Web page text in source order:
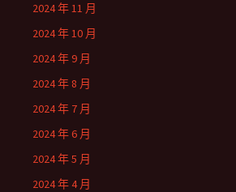
2024 年 11 月
2024 年 10 月
2024 年 9 月
2024 年 8 月
2024 年 7 月
2024 年 6 月
2024 年 5 月
2024 年 4 月